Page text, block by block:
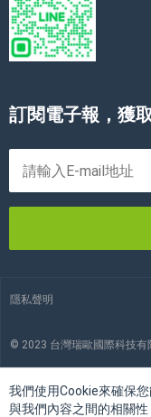
訂閱電子報，獲
隱私聲明
© 2023 台灣瑞歐國際科技有
我們使用Cookie來確保
與我們內容之間的相關